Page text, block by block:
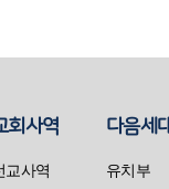
회사역
교사역
다음세
유치부